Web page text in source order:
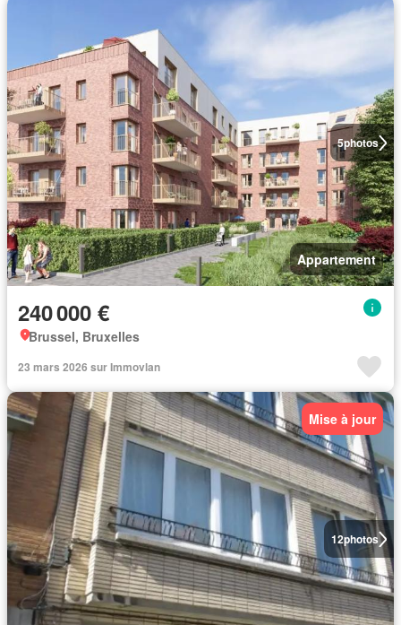
5photos
Appartement
240 000 €
Brussel, Bruxelles
23 mars 2026 sur Immovlan
12photos
Mise à jour